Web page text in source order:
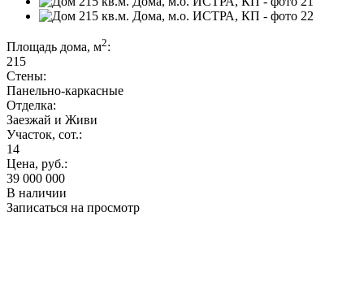
Площадь дома, м2:
215
Стены:
Панельно-каркасные
Отделка:
Заезжай и Живи
Участок, сот.:
14
Цена, руб.:
39 000 000
В наличии
Записаться на просмотр